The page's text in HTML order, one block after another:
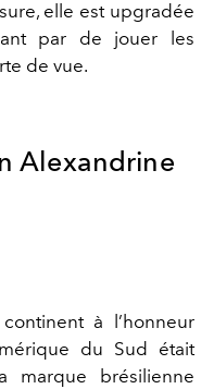
elle est upgradée
par de jouer les
de vue.
Alexandrine
à l’honneur
du Sud était
marque brésilienne